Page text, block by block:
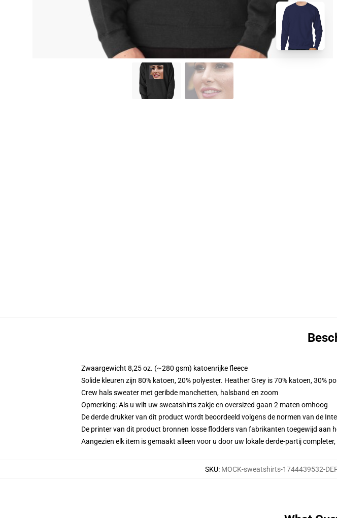
Zwaargewicht 8,25 oz. (~280 gsm) katoenrijke fleece
Solide kleuren zijn 80% katoen, 20% polyester. Heather Grey is 70% katoen, 30%
Crew hals sweater met geribde manchetten, halsband en zoom
Opmerking: Als u wilt uw sweatshirts zakje en oversized gaan 2 maten omhoog
De derde drukker van dit product wordt beoordeeld volgens de normen van de
De printer van dit product bronnen losse flodders van fabrikanten toegewijd
Aangezien elk item is gemaakt alleen voor u door uw lokale derde-partij
SKU: MOCK-sweatshirts-1744439532-